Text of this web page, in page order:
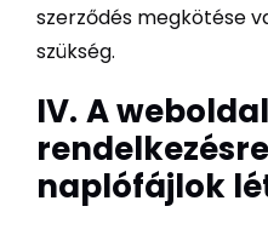
szerződés megkötése
szükség.
IV. A weboldal
naplófájlok